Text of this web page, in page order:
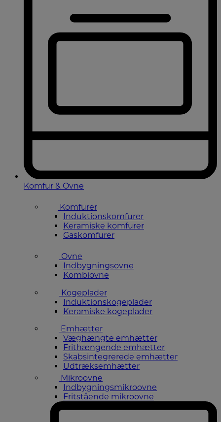
Komfur & Ovne
Komfurer
Induktionskomfurer
Keramiske komfurer
Gaskomfurer
Ovne
Indbygningsovne
Kombiovne
Kogeplader
Induktionskogeplader
Keramiske kogeplader
Emhætter
Væghængte emhætter
Frithængende emhætter
Skabsintegrerede emhætter
Udtræksemhætter
Mikroovne
Indbygningsmikroovne
Fritstående mikroovne